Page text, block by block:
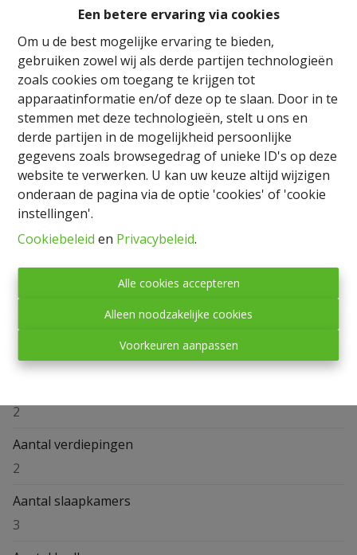
Een betere ervaring via cookies
Om u de best mogelijke ervaring te bieden,
gebruiken zowel wij als derde partijen technologieën
zoals cookies om toegang te krijgen tot
apparaatinformatie en/of deze op te slaan. Door in te
stemmen met deze technologieën, stelt u ons en
derde partijen in de mogelijkheid persoonlijke
gegevens zoals browsegedrag of unieke ID's op deze
website te verwerken. U kan uw keuze altijd wijzigen
onderaan de pagina via de optie 'cookies' of 'cookie
instellingen'.
Cookiebeleid en Privacybeleid.
Alle cookies accepteren
Alleen noodzakelijke cookies
Voorkeuren aanpassen
3 1 150 m²
Delen
Algemeen
Adres
Rue du Centre 39 b5, 6640 Sibret
2
Aantal verdiepingen
2
Aantal slaapkamers
3